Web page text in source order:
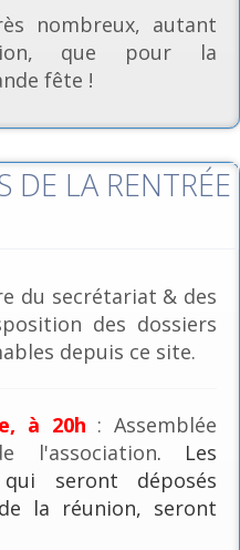
nombreux, autant
que pour la
fête !
DE LA RENTRÉE
du secrétariat & des
des dossiers
depuis ce site.
à 20h : Assemblée
l'association. Les
qui seront déposés
de la réunion, seront